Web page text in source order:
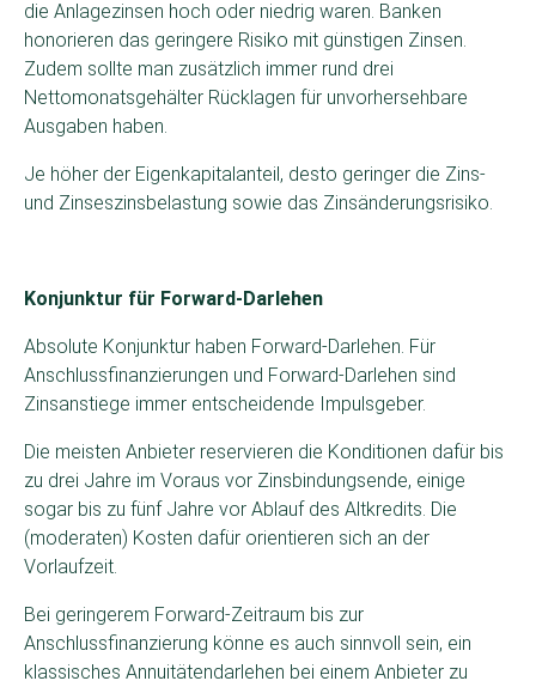
die Anlagezinsen hoch oder niedrig waren. Banken
honorieren das geringere Risiko mit günstigen Zinsen.
Zudem sollte man zusätzlich immer rund drei
Nettomonatsgehälter Rücklagen für unvorhersehbare
Ausgaben haben.
Je höher der Eigenkapitalanteil, desto geringer die Zins-
und Zinseszinsbelastung sowie das Zinsänderungsrisiko.
Konjunktur für Forward-Darlehen
Absolute Konjunktur haben Forward-Darlehen. Für
Anschlussfinanzierungen und Forward-Darlehen sind
Zinsanstiege immer entscheidende Impulsgeber.
Die meisten Anbieter reservieren die Konditionen dafür bis
zu drei Jahre im Voraus vor Zinsbindungsende, einige
sogar bis zu fünf Jahre vor Ablauf des Altkredits. Die
(moderaten) Kosten dafür orientieren sich an der
Vorlaufzeit.
Bei geringerem Forward-Zeitraum bis zur
Anschlussfinanzierung könne es auch sinnvoll sein, ein
klassisches Annuitätendarlehen bei einem Anbieter zu